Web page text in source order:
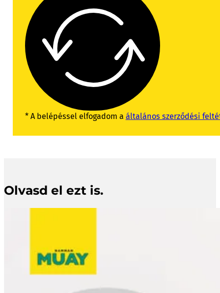
* A belépéssel elfogadom a általános szerződési
Olvasd el ezt is.